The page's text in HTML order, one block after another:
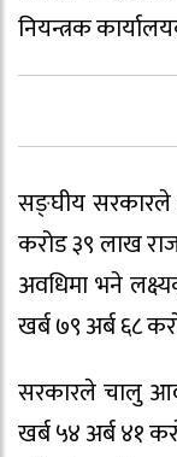
नियन्त्रक
सङ्घीय सरकारले
करोड ३९ लाख
अवधिमा भने
खर्ब ७९ अर्ब ६८
सरकारले चालु
खर्ब ५४ अर्ब ४१